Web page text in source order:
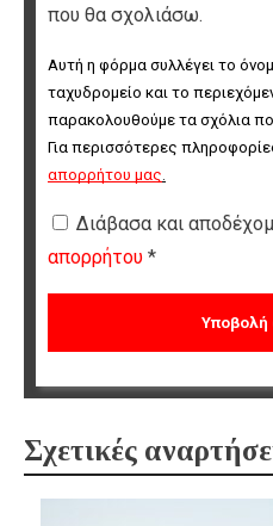
που θα σχολιάσω.
Αυτή η φόρμα συλλέγει το
ταχυδρομείο και το
παρακολουθούμε τα σχόλια
Για περισσότερες
απορρήτου μας.
Διάβασα και
απορρήτου *
Σχετικές